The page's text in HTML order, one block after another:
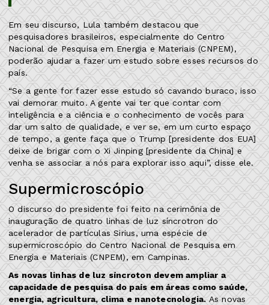
Em seu discurso, Lula também destacou que
pesquisadores brasileiros, especialmente do Centro
Nacional de Pesquisa em Energia e Materiais (CNPEM),
poderão ajudar a fazer um estudo sobre esses recursos do
país.
“Se a gente for fazer esse estudo só cavando buraco, isso
vai demorar muito. A gente vai ter que contar com
inteligência e a ciência e o conhecimento de vocês para
dar um salto de qualidade, e ver se, em um curto espaço
de tempo, a gente faça que o Trump [presidente dos EUA]
deixe de brigar com o Xi Jinping [presidente da China] e
venha se associar a nós para explorar isso aqui”, disse ele.
Supermicroscópio
O discurso do presidente foi feito na cerimônia de
inauguração de quatro linhas de luz síncrotron do
acelerador de partículas Sirius, uma espécie de
supermicroscópio do Centro Nacional de Pesquisa em
Energia e Materiais (CNPEM), em Campinas.
As novas linhas de luz síncroton devem ampliar a
capacidade de pesquisa do país em áreas como saúde,
energia, agricultura, clima e nanotecnologia. As novas